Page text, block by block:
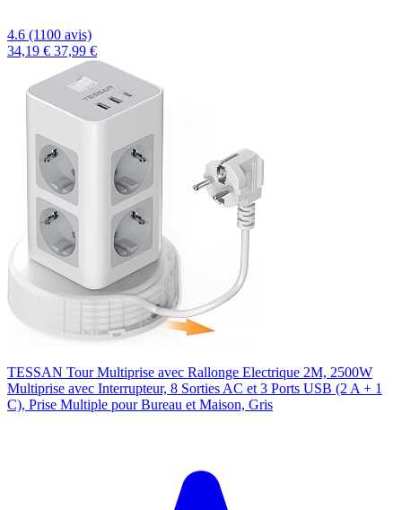
4.6 (1100 avis)
34,19 € 37,99 €
TESSAN Tour Multiprise avec Rallonge Electrique 2M, 2500W
Multiprise avec Interrupteur, 8 Sorties AC et 3 Ports USB (2 A + 1
C), Prise Multiple pour Bureau et Maison, Gris